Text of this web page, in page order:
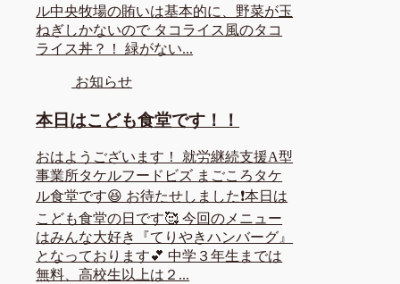
ル中央牧場の賄いは基本的に、野菜が玉
ねぎしかないので タコライス風のタコ
ライス丼？！ 緑がない...
お知らせ
本日はこども食堂です！！
おはようございます！ 就労継続支援A型
事業所タケルフードビズ まごころタケ
ル食堂です😆 お待たせしました❗本日は
こども食堂の日です🥰 今回のメニュー
はみんな大好き『てりやきハンバーグ』
となっております💕 中学３年生までは
無料、高校生以上は２...